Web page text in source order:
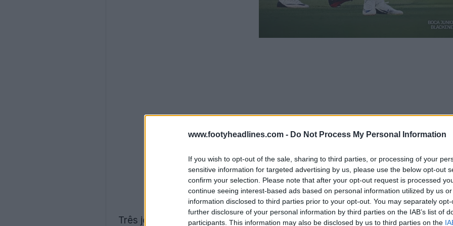
www.footyheadlines.com - Do Not Process My Personal Information
If you wish to opt-out of the sale, sharing to third parties, or processing of your
sensitive information for targeted advertising by us, please use the below opt-out
confirm your selection. Please note that after your opt-out request is processed
continue seeing interest-based ads based on personal information utilized by us
information disclosed to third parties prior to your opt-out. You may separately
further disclosure of your personal information by third parties on the IAB’s list of
participants. This information may also be disclosed by us to third parties on the
Três jogadores do Boca Juniors patrocinados pela Nike: Kevin Zenón,